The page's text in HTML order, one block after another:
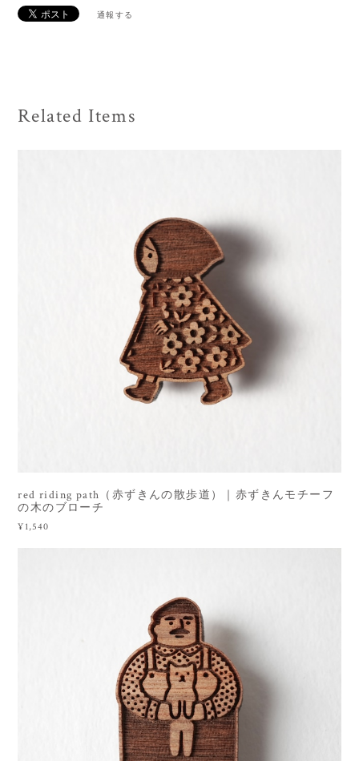
通報する
Related Items
red riding path（赤ずきんの散歩道）｜赤ずきんモチーフ
の木のブローチ
¥1,540